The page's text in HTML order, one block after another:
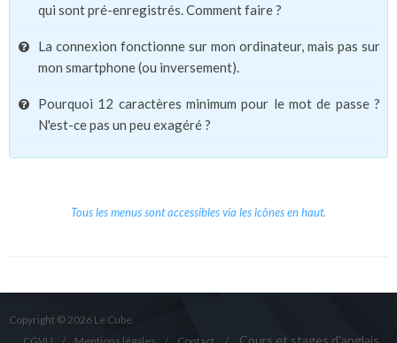
qui sont pré-enregistrés. Comment faire ?
La connexion fonctionne sur mon ordinateur, mais pas sur
mon smartphone (ou inversement).
Pourquoi 12 caractères minimum pour le mot de passe ?
N'est-ce pas un peu exagéré ?
Tous les menus sont accessibles via les icônes en haut.
Copyright © 2026 Le Cube.
Cours et stages d'anglais